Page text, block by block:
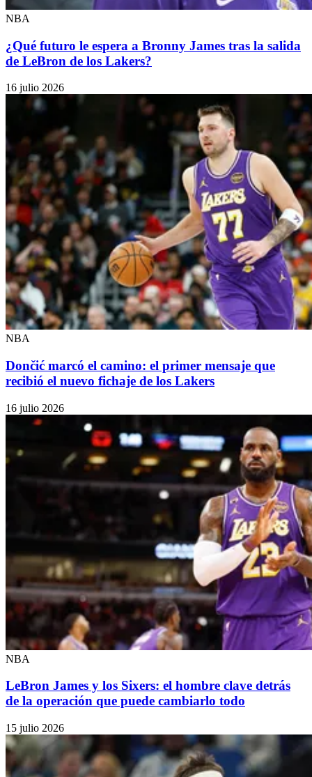
NBA
¿Qué futuro le espera a Bronny James tras la salida
de LeBron de los Lakers?
16 julio 2026
NBA
Dončić marcó el camino: el primer mensaje que
recibió el nuevo fichaje de los Lakers
16 julio 2026
NBA
LeBron James y los Sixers: el hombre clave detrás
de la operación que puede cambiarlo todo
15 julio 2026